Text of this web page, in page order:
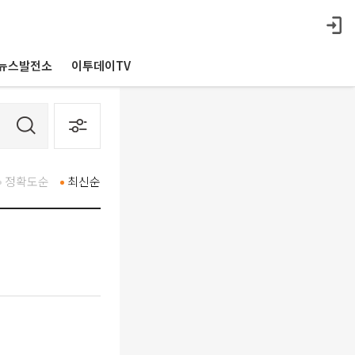
스발전소 이투데이TV
최신순
정확도순